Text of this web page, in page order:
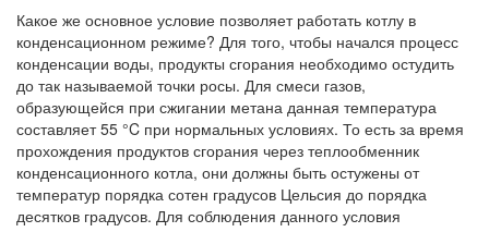
Какое же основное условие позволяет работать котлу в
конденсационном режиме? Для того, чтобы начался процесс
конденсации воды, продукты сгорания необходимо остудить
до так называемой точки росы. Для смеси газов,
образующейся при сжигании метана данная температура
составляет 55 °C при нормальных условиях. То есть за время
прохождения продуктов сгорания через теплообменник
конденсационного котла, они должны быть остужены от
температур порядка сотен градусов Цельсия до порядка
десятков градусов. Для соблюдения данного условия